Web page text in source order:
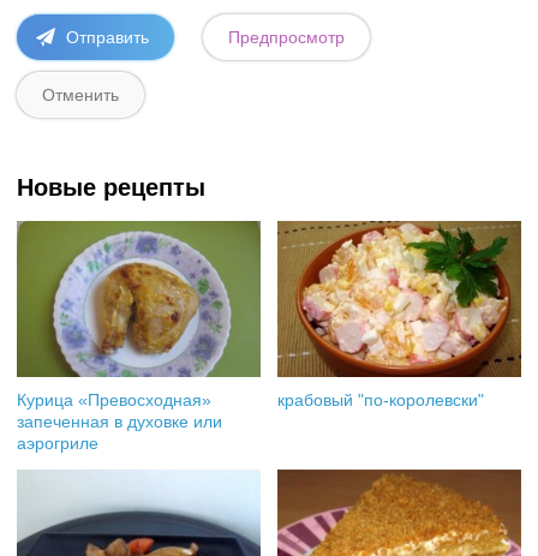
Новые рецепты
Курица «Превосходная»
запеченная в духовке или
аэрогриле
крабовый "по-королевски"